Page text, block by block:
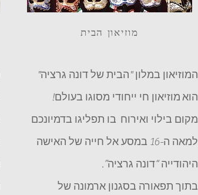
מוזיאון הבית
המוזיאון במלון "הבית של דונה גרציה"
הוא מוזיאון חי ייחודי מסוגו בעולם!
מקום בילוי ואירוח בו תפליגו בדמיונכם
למאה ה-16 במסע אל חייה של האישה
היהודייה “דונה גרציה”.
בתוך תפאורה בסגנון ארמונה של